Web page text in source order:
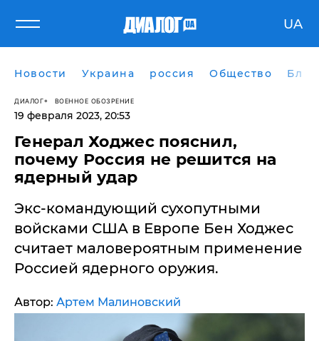
UA
Новости Украина россия Общество
ДИАЛОГ ВОЕННОЕ ОБОЗРЕНИЕ
19 февраля 2023, 20:53
Генерал Ходжес пояснил,
почему Россия не решится на
ядерный удар
Экс-командующий сухопутными
войсками США в Европе Бен Ходжес
считает маловероятным применение
Россией ядерного оружия.
Автор: Артем Малиновский